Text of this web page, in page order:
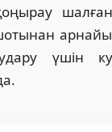
үшін